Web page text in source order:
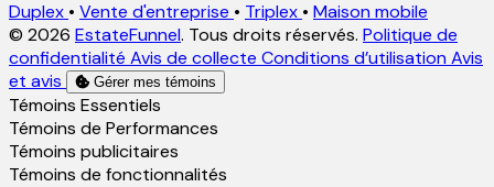
Duplex • Vente d'entreprise • Triplex • Maison mobile
© 2026 EstateFunnel. Tous droits réservés. Politique de
confidentialité Avis de collecte Conditions d’utilisation Avis
et avis
Gérer mes témoins
Activer
Témoins Essentiels
Activer
Témoins de Performances
Activer
Témoins publicitaires
Activer
Témoins de fonctionnalités